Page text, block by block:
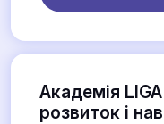
Академія
розвиток і